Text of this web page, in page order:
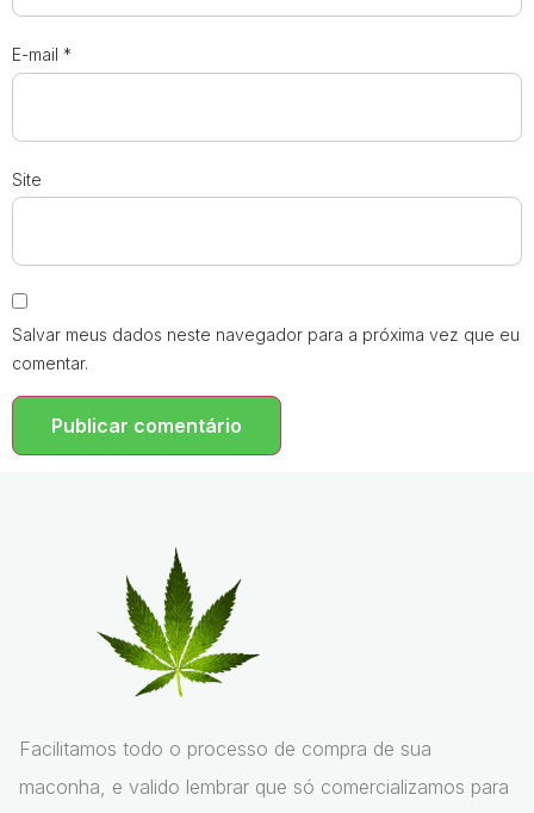
E-mail *
Site
Salvar meus dados neste navegador para a próxima vez que eu
comentar.
Facilitamos todo o processo de compra de sua
maconha, e valido lembrar que só comercializamos para